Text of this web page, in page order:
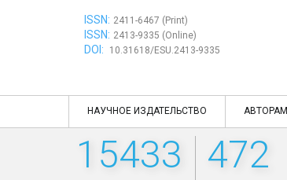
ISSN: 2411-6467 (Print)
ISSN: 2413-9335 (Online)
DOI: 10.31618/ESU.2413-9335
НАУЧНОЕ ИЗДАТЕЛЬСТВО АВТОРАМ
15433 472